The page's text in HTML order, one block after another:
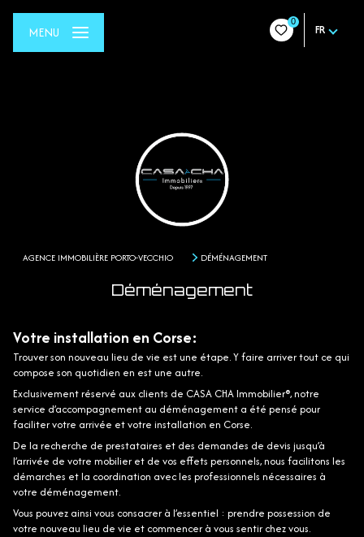
0
FR
MENU
AGENCE IMMOBILIÈRE PORTO-VECCHIO DÉMÉNAGEMENT
Déménagement
Votre installation en Corse:
Trouver son nouveau lieu de vie est une étape. Y faire arriver tout ce qui
compose son quotidien en est une autre.
Exclusivement réservé aux clients de CASA CHA Immobilier®, notre
service d’accompagnement au déménagement a été pensé pour
faciliter votre arrivée et votre installation en Corse.
De la recherche de prestataires et des demandes de devis jusqu’à
l’arrivée de votre mobilier et de vos effets personnels, nous facilitons les
démarches et la coordination avec les professionnels nécessaires à
votre déménagement.
Vous pouvez ainsi vous consacrer à l’essentiel : prendre possession de
votre nouveau lieu de vie et commencer à vous sentir chez vous.